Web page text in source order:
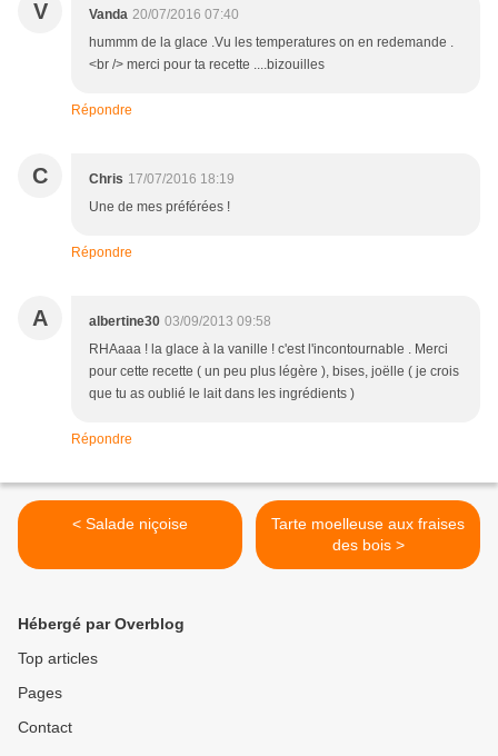
V Vanda 20/07/2016 07:40
hummm de la glace .Vu les temperatures on en redemande .
<br /> merci pour ta recette ....bizouilles
Répondre
C Chris 17/07/2016 18:19
Une de mes préférées !
Répondre
A albertine30 03/09/2013 09:58
RHAaaa ! la glace à la vanille ! c'est l'incontournable . Merci
pour cette recette ( un peu plus légère ), bises, joëlle ( je crois
que tu as oublié le lait dans les ingrédients )
Répondre
< Salade niçoise
Tarte moelleuse aux fraises
des bois >
Hébergé par Overblog
Top articles
Pages
Contact